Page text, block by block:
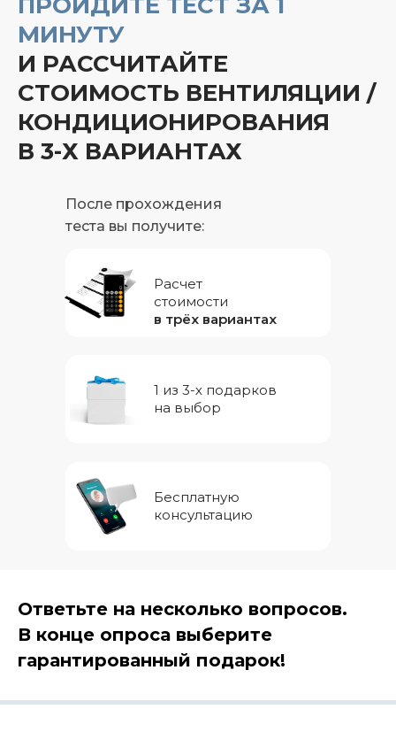
МИНУТУ
И РАССЧИТАЙТЕ
СТОИМОСТЬ ВЕНТИЛЯЦИИ /
КОНДИЦИОНИРОВАНИЯ
В 3-Х ВАРИАНТАХ
1 из 3-х подарков
на выбор
Бесплатную
консультацию
Расчет
стоимости
в трёх вариантах
После прохождения
теста вы получите:
Ответьте на несколько вопросов.
В конце опроса выберите
гарантированный подарок!